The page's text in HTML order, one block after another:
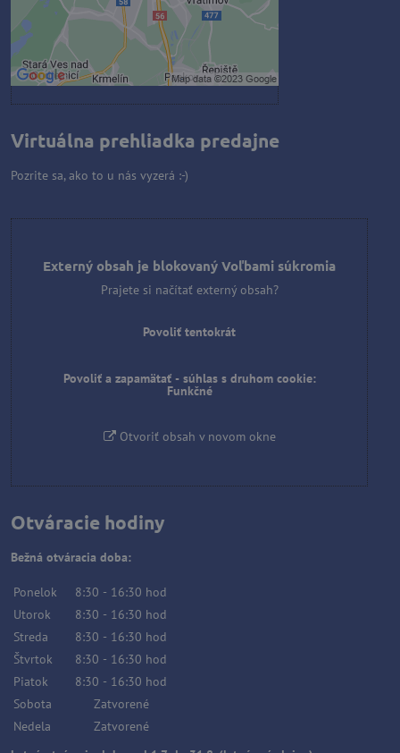
Povoliť a zapamätať - súhlas s
druhom cookie: Funkčné
Otvoriť obsah v novom okne
Virtuálna prehliadka predajne
Pozrite sa, ako to u nás vyzerá :-)
Externý obsah je blokovaný Voľbami súkromia
Prajete si načítať externý obsah?
Povoliť tentokrát
Povoliť a zapamätať - súhlas s druhom cookie:
Funkčné
Otvoriť obsah v novom okne
Otváracie hodiny
Bežná otváracia doba:
Ponelok 8:30 - 16:30 hod
Utorok
8:30 - 16:30 hod
Streda
8:30 - 16:30 hod
Štvrtok
8:30 - 16:30 hod
Piatok
8:30 - 16:30 hod
Sobota
Zatvorené
Nedela
Zatvorené